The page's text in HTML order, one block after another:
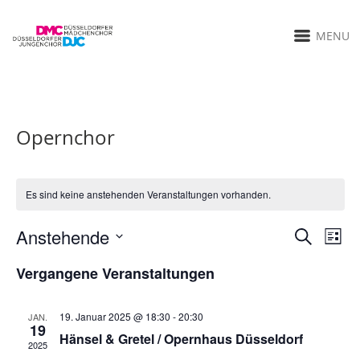
MENU
Opernchor
Es sind keine anstehenden Veranstaltungen vorhanden.
SUCHELISTE
Anstehende
wählen.
Vergangene Veranstaltungen
JAN.
19
2025
19. Januar 2025 @ 18:30 -20:30
Hänsel & Gretel / Opernhaus Düsseldorf